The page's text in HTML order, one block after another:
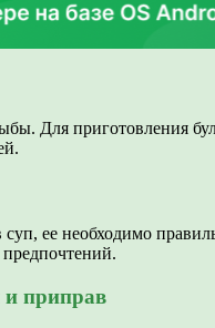
Для приготовления
ее необходимо
предпочтений.
и приправ